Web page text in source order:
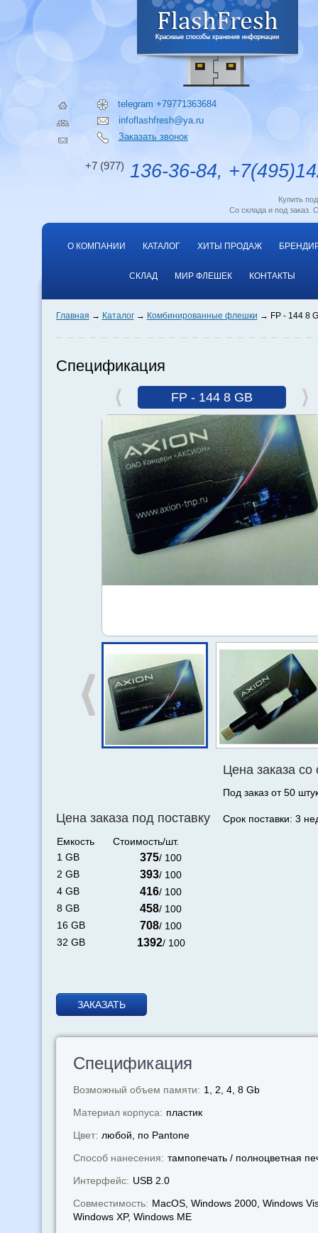
telegram +79771363684
infoflashfresh@ya.ru
Заказать звонок
+7 (977) 136-36-84,
Купить
Со склада и под заказ.
О КОМПАНИИ КАТАЛОГ ХИТЫ ПРОДАЖ
СКЛАД МИР ФЛЕШЕК КОНТАКТЫ
Главная Каталог Комбинированные флешки FP - 144 8
Спецификация
FP - 144 8 GB
Цена заказа под поставку
Емкость
Стоимость/шт.
1 GB
375/ 100
2 GB
393/ 100
4 GB
416/ 100
8 GB
458/ 100
16 GB
708/ 100
32 GB
1392/ 100
Цена заказа со
Под заказ от 50
Срок поставки: 3
ЗАКАЗАТЬ
Спецификация
Возможный объем памяти: 1, 2, 4, 8 Gb
Материал корпуса: пластик
Цвет: любой, по Pantone
Способ нанесения: тампопечать / полноцветная
Интерфейс: USB 2.0
Совместимость: MacOS, Windows 2000, Windows
Windows XP, Windows МЕ